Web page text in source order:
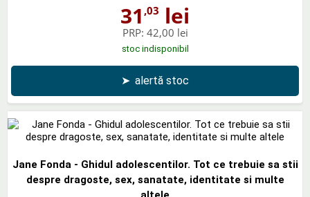
31 ,03 lei
PRP: 42,00 lei
stoc indisponibil
➤ alertă stoc
Jane Fonda - Ghidul adolescentilor. Tot ce trebuie sa stii
despre dragoste, sex, sanatate, identitate si multe